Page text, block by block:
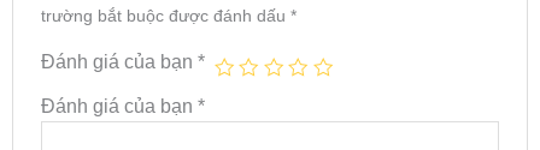
trường bắt buộc được đánh dấu *
Đánh giá của bạn *
Đánh giá của bạn *